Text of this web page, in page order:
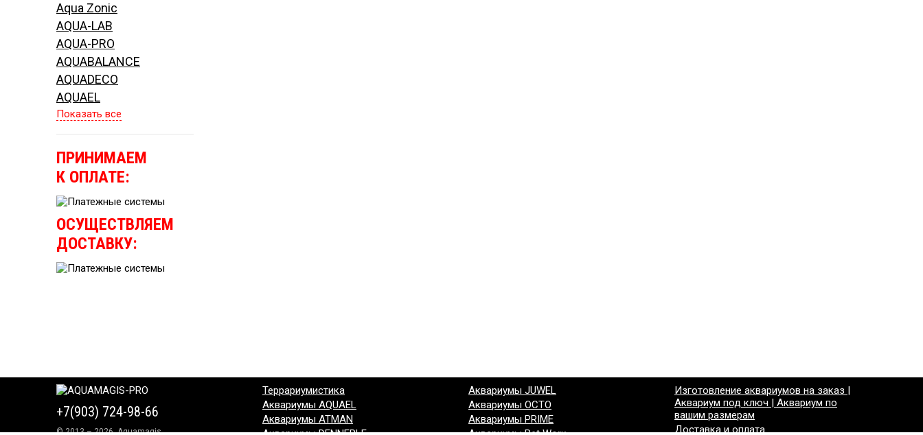
Aqua Zonic
AQUA-LAB
AQUA-PRO
AQUABALANCE
AQUADECO
AQUAEL
Показать все
ПРИНИМАЕМ
К ОПЛАТЕ:
ОСУЩЕСТВЛЯЕМ
ДОСТАВКУ:
+7(903) 724-98-66
© 2013 – 2026, Aquamagis
Террариумистика
Аквариумы AQUAEL
Аквариумы ATMAN
Аквариумы JUWEL
Аквариумы OCTO
Аквариумы PRIME
Изготовление аквариумов на заказ |
Аквариум под ключ | Аквариум по
вашим размерам
Доставка и оплата